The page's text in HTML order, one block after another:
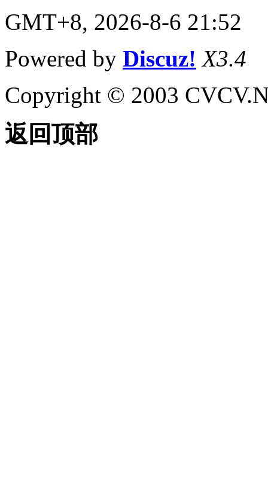
GMT+8, 2026-8-6 21:52
Powered by Discuz! X3.4
Copyright © 2003
返回顶部